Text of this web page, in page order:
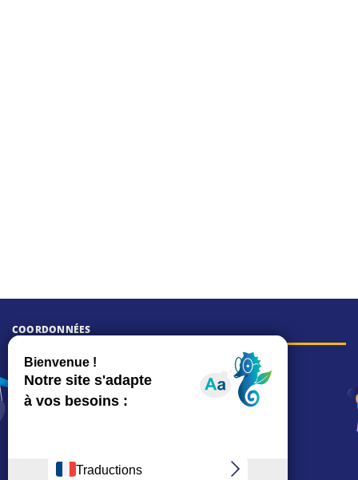
COORDONNÉES
Hôtel de ville
15, rue Charles-Duflos
01 41 19 83 00
01 71 11 45 45